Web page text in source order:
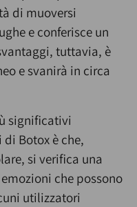
di muoversi
e conferisce un
tuttavia, è
e svanirà in circa
significativi
Botox è che,
si verifica una
che possono
utilizzatori